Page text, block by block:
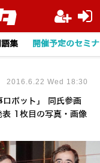
集 開催予定のセミ
ロボット」 同氏参画
1枚目の写真・画像
2016.6.22 Wed 18:30